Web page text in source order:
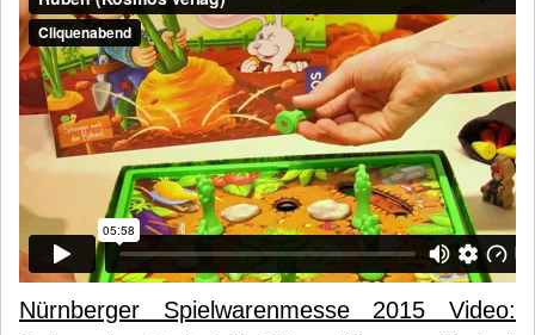
Nürnberger Spielwarenmesse 2015 Video: